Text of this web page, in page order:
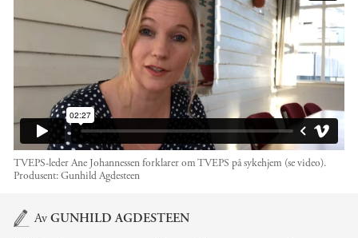
TVEPS-leder Ane Johannessen forklarer om TVEPS på sykehjem (se video).
Produsent:Gunhild Agdesteen
Hovedinnhold
AvGUNHILD AGDESTEEN